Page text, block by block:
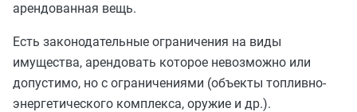
арендованная вещь.
Есть законодательные ограничения на виды
имущества, арендовать которое невозможно или
допустимо, но с ограничениями (объекты топливно-
энергетического комплекса, оружие и др.).